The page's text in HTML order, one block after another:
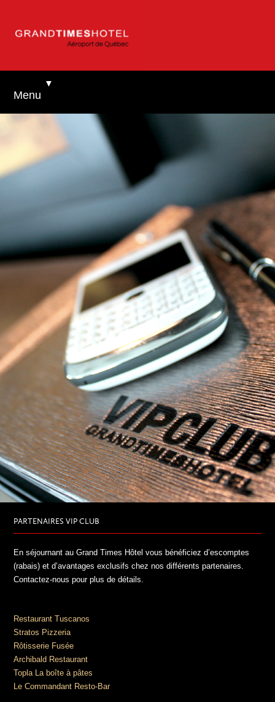
Menu
▼
PARTENAIRES VIP CLUB
En séjournant au Grand Times Hôtel vous bénéficiez d’escomptes
(rabais) et d’avantages exclusifs chez nos différents partenaires.
Contactez-nous pour plus de détails.
Restaurant Tuscanos
Stratos Pizzeria
Rôtisserie Fusée
Archibald Restaurant
Topla La boîte à pâtes
Le Commandant Resto-Bar